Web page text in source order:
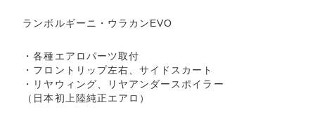
ランボルギーニ・ウラカンEVO
・各種エアロパーツ取付
・フロントリップ左右、サイドスカート
・リヤウィング、リヤアンダースポイラー
（日本初上陸純正エアロ）